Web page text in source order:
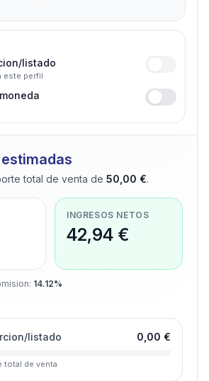
listado
este perfil
total de venta de 50,00 €.
INGRESOS NETOS
42,94 €
: 14.12%
listado 0,00 €
total de venta